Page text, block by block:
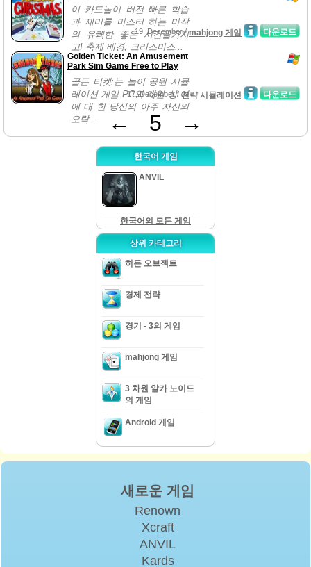
이 카드놀이 버전 빠른 학습
과 재미를 마스터 하는 마작
의 유쾌한 좋은 시간을가지
고! 축제 배경, 크리스마스...
다운로드
19, December /mahjong 게임
Golden Ticket: An Amusement
Park Sim Game Free to Play
골든 티켓:는 놀이 공원 시뮬
레이션 게임 PC와 매일 상 여
에 대 한 당신의 아주 자신의
오락 ...
다운로드
17, December / 전략 시뮬레이션
← 5 →
한국어 게임
ANVIL
한국어의 모든 게임
상위 카테고리
히든 오브젝트
경제 전략
경기 - 3의 게임
mahjong 게임
3 차원 알카 노이드
의 게임
Android 게임
새로운 게임
Renown
Xcraft
ANVIL
Kards